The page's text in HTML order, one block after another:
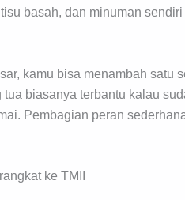
basah, dan minuman
kamu bisa menambah satu
biasanya terbantu kalau
Pembagian peran
ke TMII